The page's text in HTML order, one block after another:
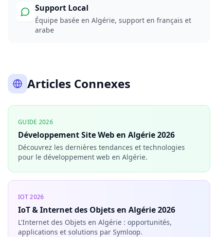
Support Local
Équipe basée en Algérie, support en français et
arabe
Articles Connexes
GUIDE 2026
Développement Site Web en Algérie 2026
Découvrez les dernières tendances et technologies
pour le développement web en Algérie.
IOT 2026
IoT & Internet des Objets en Algérie 2026
L'Internet des Objets en Algérie : opportunités,
applications et solutions par Symloop.